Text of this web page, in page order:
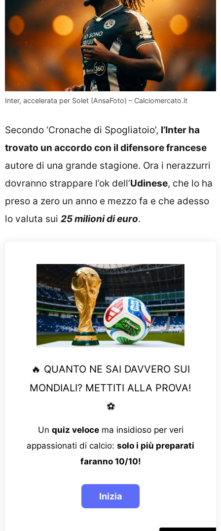
Inter, accelerata per Solet (AnsaFoto) – Calciomercato.it
Secondo ‘Cronache di Spogliatoio’, l’Inter ha
trovato un accordo con il difensore francese
autore di una grande stagione. Ora i nerazzurri
dovranno strappare l’ok dell’Udinese, che lo ha
preso a zero un anno e mezzo fa e che adesso
lo valuta sui 25 milioni di euro.
🔥 QUANTO NE SAI DAVVERO SUI
MONDIALI? METTITI ALLA PROVA!
⚽
Un quiz velocema insidioso per veri
appassionati di calcio: solo i più preparati
faranno 10/10!